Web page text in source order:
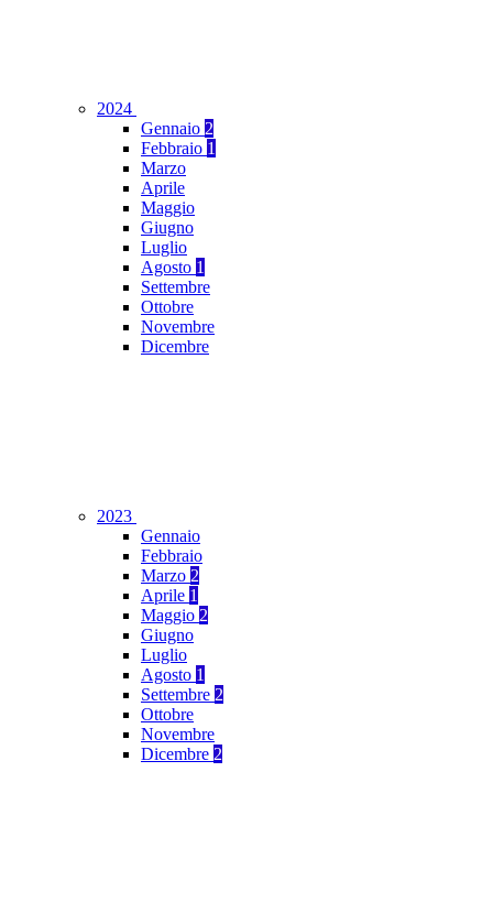
2024
Gennaio 2
Febbraio 1
Marzo
Aprile
Maggio
Giugno
Luglio
Agosto 1
Settembre
Ottobre
Novembre
Dicembre
2023
Gennaio
Febbraio
Marzo 2
Aprile 1
Maggio 2
Giugno
Luglio
Agosto 1
Settembre 2
Ottobre
Novembre
Dicembre 2